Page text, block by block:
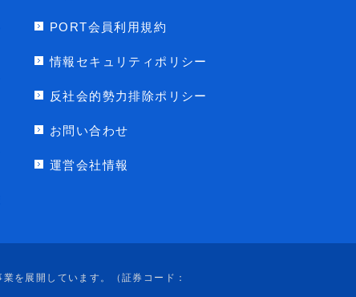
PORT会員利用規約
情報セキュリティポリシー
反社会的勢力排除ポリシー
お問い合わせ
運営会社情報